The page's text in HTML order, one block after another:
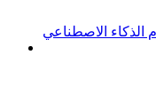
الذكاء الاصطناعي